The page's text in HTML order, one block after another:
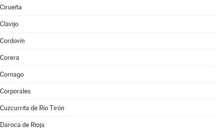
Cirueña
Clavijo
Cordovín
Corera
Cornago
Corporales
Cuzcurrita de Río Tirón
Daroca de Rioja